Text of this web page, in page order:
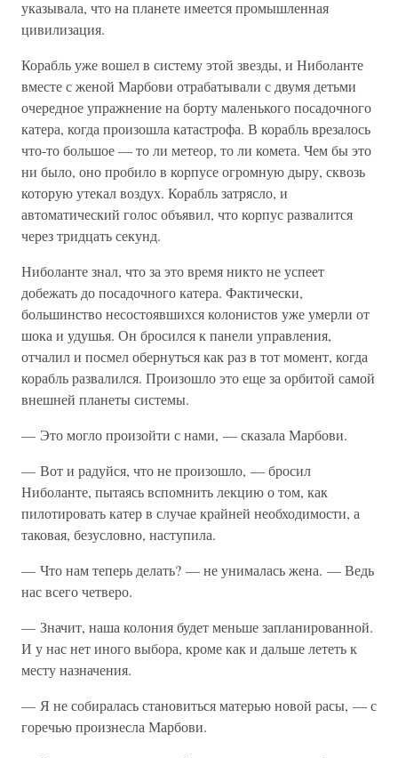
указывала, что на планете имеется промышленная
цивилизация.
Корабль уже вошел в систему этой звезды, и Ниболанте
вместе с женой Марбови отрабатывали с двумя детьми
очередное упражнение на борту маленького посадочного
катера, когда произошла катастрофа. В корабль врезалось
что-то большое — то ли метеор, то ли комета. Чем бы это
ни было, оно пробило в корпусе огромную дыру, сквозь
которую утекал воздух. Корабль затрясло, и
автоматический голос объявил, что корпус развалится
через тридцать секунд.
Ниболанте знал, что за это время никто не успеет
добежать до посадочного катера. Фактически,
большинство несостоявшихся колонистов уже умерли от
шока и удушья. Он бросился к панели управления,
отчалил и посмел обернуться как раз в тот момент, когда
корабль развалился. Произошло это еще за орбитой самой
внешней планеты системы.
— Это могло произойти с нами, — сказала Марбови.
— Вот и радуйся, что не произошло, — бросил
Ниболанте, пытаясь вспомнить лекцию о том, как
пилотировать катер в случае крайней необходимости, а
таковая, безусловно, наступила.
— Что нам теперь делать? — не унималась жена. — Ведь
нас всего четверо.
— Значит, наша колония будет меньше запланированной.
И у нас нет иного выбора, кроме как и дальше лететь к
месту назначения.
— Я не собиралась становиться матерью новой расы, — с
горечью произнесла Марбови.